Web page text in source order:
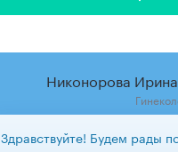
Никонорова
Здравствуйте! Будем рады